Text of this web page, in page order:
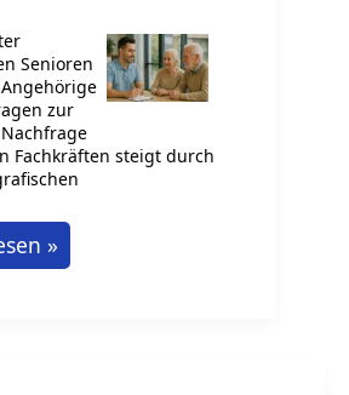
Senioren
zur
Fachkräften steigt durch
»